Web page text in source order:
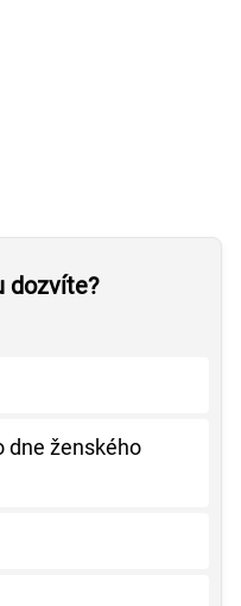
dozvíte?
dne ženského